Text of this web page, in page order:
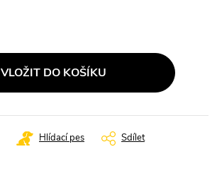
VLOŽIT DO KOŠÍKU
Hlídací pes Sdílet